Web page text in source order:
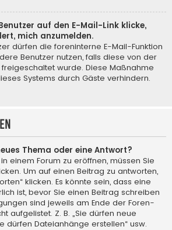
auf den E-Mail-Link klicke,
mich anzumelden.
dürfen die foreninterne E-Mail-Funktion
Benutzer nutzen, falls diese von der
wurde. Diese Maßnahme
Systems durch Gäste verhindern.
Thema oder eine Antwort?
einem Forum zu eröffnen, müssen Sie
Um auf einen Beitrag zu antworten,
klicken. Es könnte sein, dass eine
ist, bevor Sie einen Beitrag schreiben
sind jeweils am Ende der Foren-
aufgelistet. Z. B. „Sie dürfen neue
dürfen Dateianhänge erstellen“ usw.